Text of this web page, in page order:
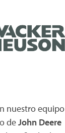
nuestro equipo
deJohn Deere